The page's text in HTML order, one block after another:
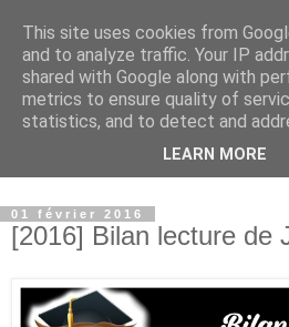
Paradise Book
où les livres
l'honneur
01 février 2016
[2016] Bilan lecture de
This site uses cookies from
and to analyze traffic. Your IP
shared with Google along with
metrics to ensure quality of
statistics, and to detect and
LEARN MORE